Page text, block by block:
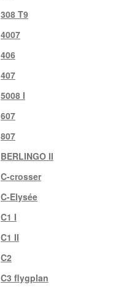
308 T9
4007
406
407
5008 I
607
807
BERLINGO II
C-crosser
C-Elysée
C1 I
C1 II
C2
C3 flygplan